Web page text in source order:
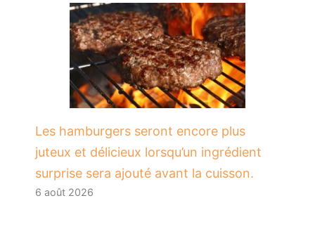
Les hamburgers seront encore plus
juteux et délicieux lorsqu’un ingrédient
surprise sera ajouté avant la cuisson.
6 août 2026